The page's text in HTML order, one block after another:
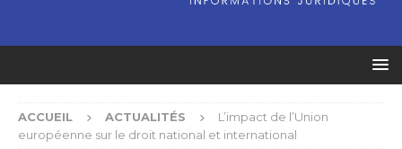
ACCUEIL ACTUALITÉS
L’impact de l’Union
européenne sur le droit national et international